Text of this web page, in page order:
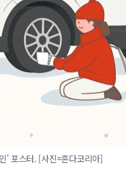
' 포스터. [사진=혼다코리아]